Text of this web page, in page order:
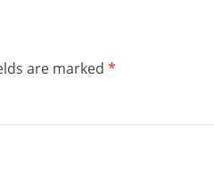
are marked *